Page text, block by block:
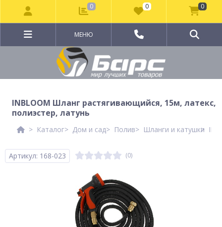
МЕНЮ
INBLOOM Шланг растягивающийся, 15м, латекс,
полиэстер, латунь
Каталог Дом и сад Полив Шланги и катушки
Артикул: 168-023 (0)
0 0 0